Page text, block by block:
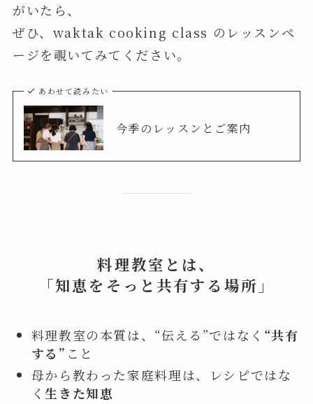
がいたら、
ぜひ、waktak cooking class のレッスンペ
ージを覗いてみてください。
あわせて読みたい
今季のレッスンとご案内
料理教室とは、
「知恵をそっと共有する場所」
料理教室の本質は、“伝える”ではなく “共有
する” こと
母から教わった家庭料理は、レシピではな
く生きた知恵